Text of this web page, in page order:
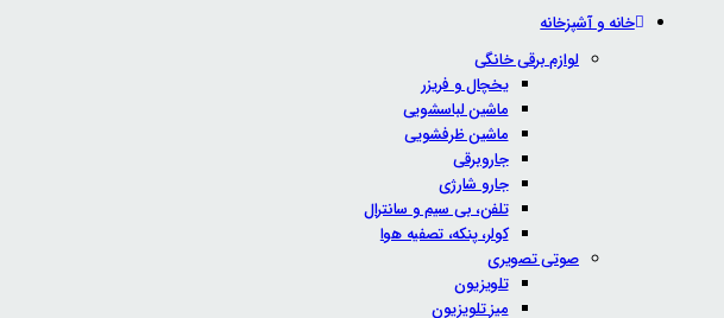
خانه و آشپزخانه
لوازم برقی خانگی
یخچال و فریزر
ماشین لباسشویی
ماشین ظرفشویی
جاروبرقی
جارو شارژی
تلفن، بی سیم و سانترال
کولر، پنکه، تصفیه هوا
صوتی تصویری
تلویزیون
میز تلویزیون